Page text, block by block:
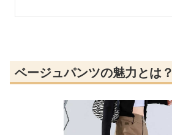
ベージュパンツの魅力とは？